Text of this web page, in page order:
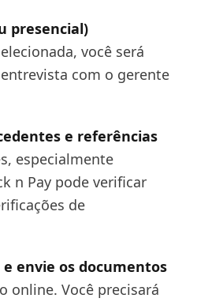
presencial)
você será
com o gerente
e referências
especialmente
n Pay pode verificar
de
envie os documentos
online. Você precisará